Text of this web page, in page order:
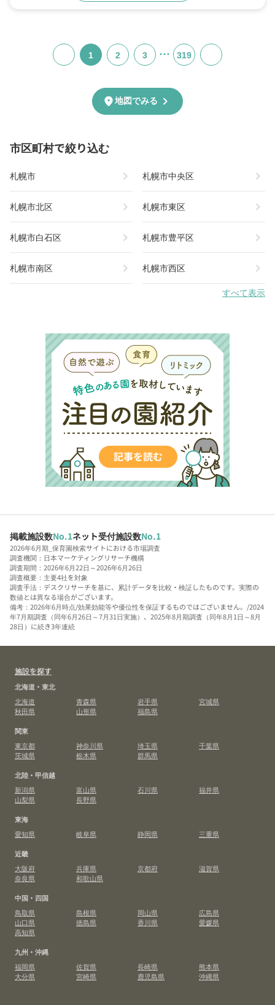
1 2 3 … 319
location_on地図でみる chevron_right
市区町村で絞り込む
札幌市 chevron_right 札幌市中央区 chevron_right
札幌市北区 chevron_right 札幌市東区 chevron_right
札幌市白石区 chevron_right 札幌市豊平区 chevron_right
札幌市南区 chevron_right 札幌市西区 chevron_right
すべて表示
掲載施設数No.1ネット受付施設数No.1
2026年6月期_保育園検索サイトにおける市場調査
調査機関：日本マーケティングリサーチ機構
調査期間：2026年6月22日～2026年6月26日
調査概要：主要4社を対象
調査手法：デスクリサーチを基に、累計データを比較・検証したものです。実際の
数値とは異なる場合がございます。
備考：2026年6月時点/効果効能等や優位性を保証するものではございません。/2024
年7月期調査（同年6月26日～7月31日実施）、2025年8月期調査（同年8月1日～8月
28日）に続き3年連続
施設を探す
北海道・東北
北海道
青森県 岩手県
宮城県
秋田県
山形県
福島県
関東
東京都
神奈川県 埼玉県
千葉県
茨城県
栃木県
群馬県
北陸・甲信越
新潟県
富山県 石川県
福井県
山梨県
長野県
東海
愛知県
岐阜県 静岡県
三重県
近畿
大阪府
兵庫県 京都府
滋賀県
奈良県
和歌山県
中国・四国
鳥取県
島根県 岡山県
広島県
山口県
徳島県 香川県
愛媛県
高知県
九州・沖縄
福岡県
佐賀県 長崎県
熊本県
大分県
宮崎県 鹿児島県 沖縄県